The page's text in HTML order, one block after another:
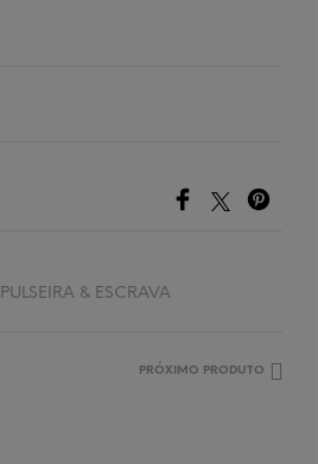
PULSEIRA & ESCRAVA
PRÓXIMO PRODUTO